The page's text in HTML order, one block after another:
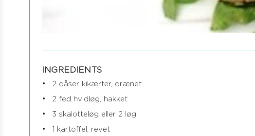
INGREDIENTS
2 dåser kikærter, drænet
2 fed hvidløg, hakket
3 skalotteløg eller 2 løg
1 kartoffel, revet